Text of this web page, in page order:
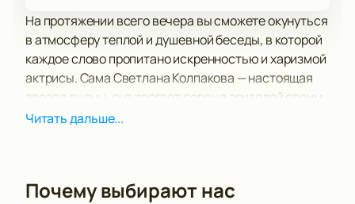
На протяжении всего вечера вы сможете окунуться
в атмосферу теплой и душевной беседы, в которой
каждое слово пропитано искренностью и харизмой
актрисы. Сама Светлана Колпакова — настоящая
звезда сцены, она трогает сердца зрителей своим
неповторимым талантом и обаянием.
за кулисами театрального процесса. Вы сможете
Читать дальше...
Почему выбирают нас